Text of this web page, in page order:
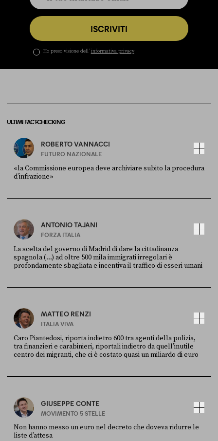
ISCRIVITI
Ho preso visione dell’ informativa privacy
ULTIMI FACT-CHECKING
ROBERTO VANNACCI
FUTURO NAZIONALE
«la Commissione europea deve archiviare subito la procedura
d’infrazione»
ANTONIO TAJANI
FORZA ITALIA
La scelta del governo di Madrid di dare la cittadinanza
spagnola (...) ad oltre 500 mila immigrati irregolari è
profondamente sbagliata e incentiva il traffico di esseri umani
MATTEO RENZI
ITALIA VIVA
Caro Piantedosi, riporta indietro 600 tra agenti della polizia,
tra finanzieri e carabinieri, riportali indietro da quell’inutile
centro dei migranti, che ci è costato quasi un miliardo di euro
GIUSEPPE CONTE
MOVIMENTO 5 STELLE
Non hanno messo un euro nel decreto che doveva ridurre le
liste d’attesa